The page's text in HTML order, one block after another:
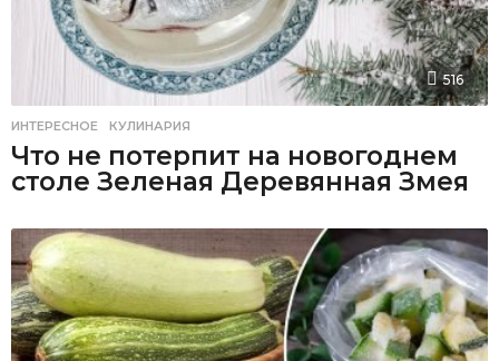
516
ИНТЕРЕСНОЕ ,КУЛИНАРИЯ
Что не потерпит на новогоднем
столе Зеленая Деревянная Змея